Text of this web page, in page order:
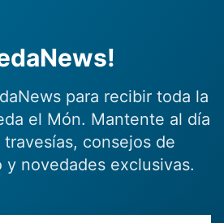
para recibir toda la
el Món. Mantente al día
consejos de
y novedades exclusivas.